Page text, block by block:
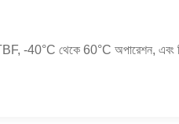
-40°C থেকে 60°C অপারেশন, এবং